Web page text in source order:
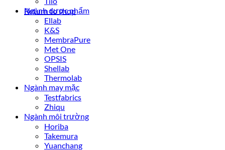
Return to shop
Ngành dược phẩm
Ellab
K&S
MembraPure
Met One
OPSIS
Shellab
Thermolab
Ngành may mặc
Testfabrics
Zhiqu
Ngành môi trường
Horiba
Takemura
Yuanchang